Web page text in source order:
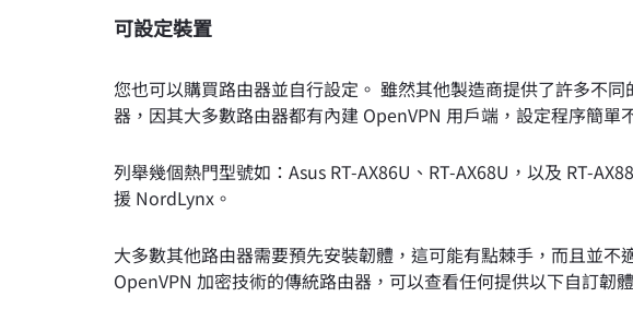
可設定裝置
您也可以購買路由器並自行設定。 雖然其他製造商提供了許多不
器，因其大多數路由器都有內建 OpenVPN 用戶端，設定程序簡單
列舉幾個熱門型號如：Asus RT-AX86U、RT-AX68U，以及 RT-
援 NordLynx。
大多數其他路由器需要預先安裝韌體，這可能有點棘手，而且並不
OpenVPN 加密技術的傳統路由器，可以查看任何提供以下自訂韌